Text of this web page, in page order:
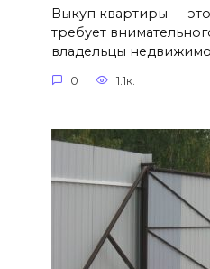
Выкуп квартиры —
требует
владельцы
0 1.1к.